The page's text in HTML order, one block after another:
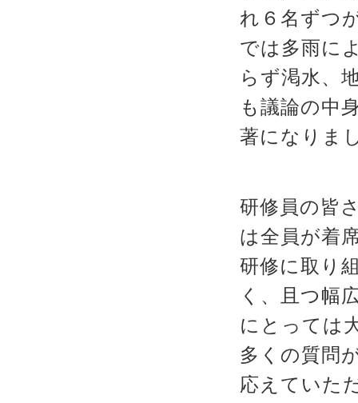
れ６名ずつ
では多雨に
らず渇水、
も議論の中
著になりま
研修員の皆
は全員が着
研修に取り
く、且つ幅
にとっては
多くの質問
応えていた